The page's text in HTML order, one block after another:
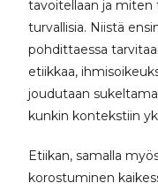
tavoitellaan ja miten
turvallisia. Niistä
pohdittaessa
etiikkaa,
joudutaan
kunkin kontekstiin
Etiikan, samalla
korostuminen